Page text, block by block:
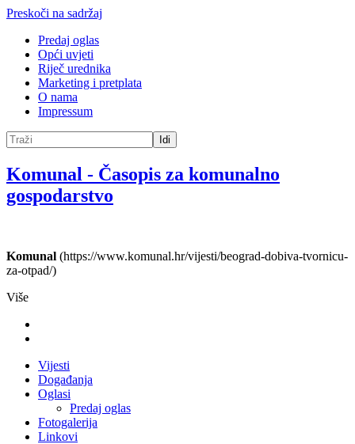
Preskoči na sadržaj
Predaj oglas
Opći uvjeti
Riječ urednika
Marketing i pretplata
O nama
Impressum
Idi
Komunal - Časopis za komunalno
gospodarstvo
Komunal (https://www.komunal.hr/vijesti/beograd-dobiva-tvornicu-
za-otpad/)
Više
Vijesti
Događanja
Oglasi
Predaj oglas
Fotogalerija
Linkovi